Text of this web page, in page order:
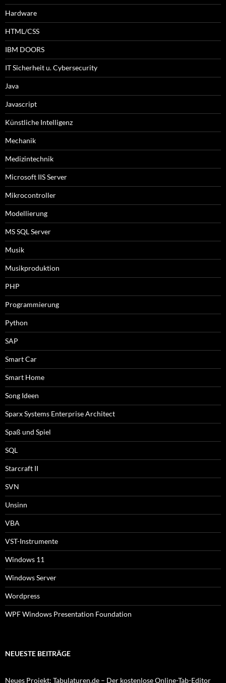
Hardware
HTML/CSS
IBM DOORS
IT Sicherheit u. Cybersecurity
Java
Javascript
Künstliche Intelligenz
Mechanik
Medizintechnik
Microsoft IIS Server
Mikrocontroller
Modellierung
MS SQL Server
Musik
Musikproduktion
PHP
Programmierung
Python
SAP
Smart Car
Smart Home
Song Ideen
Sparx Systems Enterprise Architect
Spaß und Spiel
SQL
Starcraft II
SVN
Unsinn
VBA
VST-Instrumente
Windows 11
Windows Server
Wordpress
WPF Windows Presentation Foundation
NEUESTE BEITRÄGE
Neues Projekt: Tabulaturen.de – Der kostenlose Online-Tab-Editor